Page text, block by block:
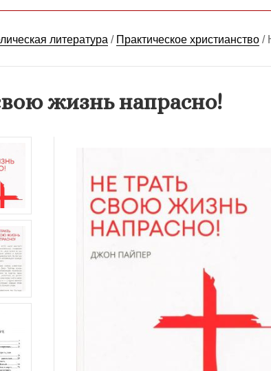
литература / Практическое христианство /
жизнь напрасно!